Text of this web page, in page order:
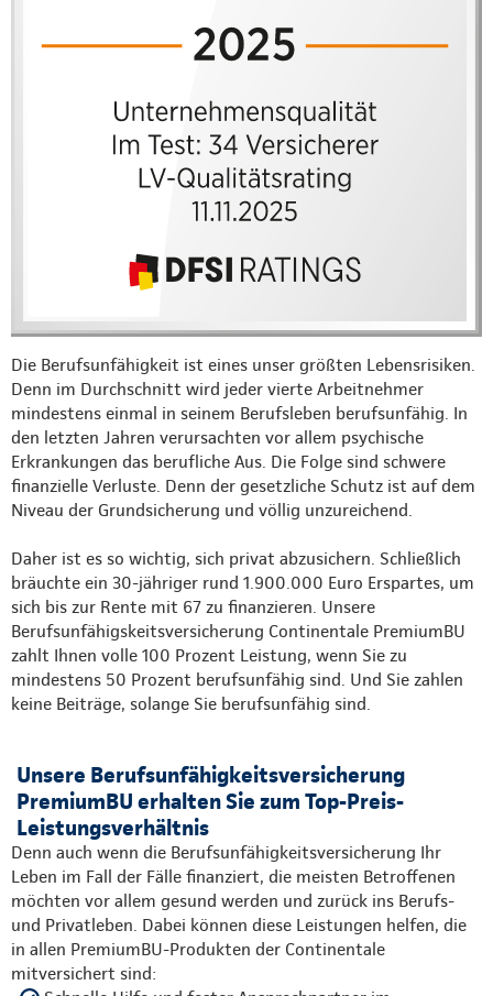
Die Berufsunfähigkeit ist eines unser größten Lebensrisiken.
Denn im Durchschnitt wird jeder vierte Arbeitnehmer
mindestens einmal in seinem Berufsleben berufsunfähig. In
den letzten Jahren verursachten vor allem psychische
Erkrankungen das berufliche Aus. Die Folge sind schwere
finanzielle Verluste. Denn der gesetzliche Schutz ist auf dem
Niveau der Grundsicherung und völlig unzureichend.
Daher ist es so wichtig, sich privat abzusichern. Schließlich
bräuchte ein 30-jähriger rund 1.900.000 Euro Erspartes, um
sich bis zur Rente mit 67 zu finanzieren. Unsere
Berufsunfähigskeitsversicherung Continentale PremiumBU
zahlt Ihnen volle 100 Prozent Leistung, wenn Sie zu
mindestens 50 Prozent berufsunfähig sind. Und Sie zahlen
keine Beiträge, solange Sie berufsunfähig sind.
Unsere Berufsunfähigkeitsversicherung
PremiumBU erhalten Sie zum Top-Preis-
Leistungsverhältnis
Denn auch wenn die Berufsunfähigkeitsversicherung Ihr
Leben im Fall der Fälle finanziert, die meisten Betroffenen
möchten vor allem gesund werden und zurück ins Berufs-
und Privatleben. Dabei können diese Leistungen helfen, die
in allen PremiumBU-Produkten der Continentale
mitversichert sind: